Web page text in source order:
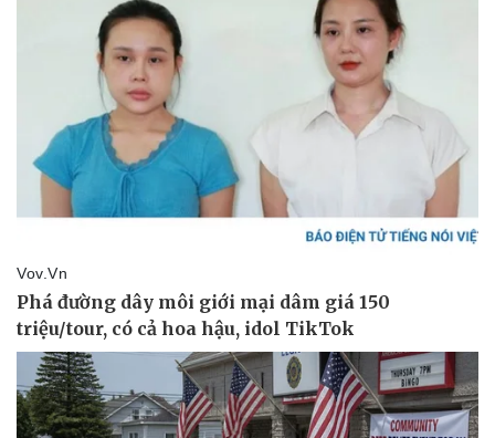
Tin nóng
Tư vấn luật
Quân sự - Quốc phòng
Việt Nam